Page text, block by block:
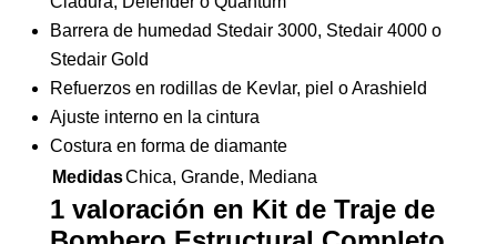
Barrera de humedad Stedair 3000, Stedair 4000 o
Stedair Gold
Refuerzos en rodillas de Kevlar, piel o Arashield
Ajuste interno en la cintura
Costura en forma de diamante
MedidasChica, Grande, Mediana
1 valoración en Kit de Traje de